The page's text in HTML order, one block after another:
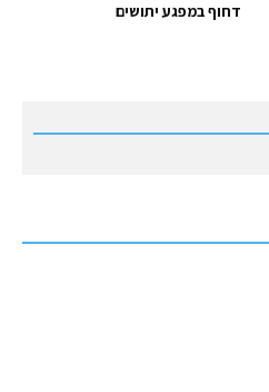
דחוף במפגע יתושים